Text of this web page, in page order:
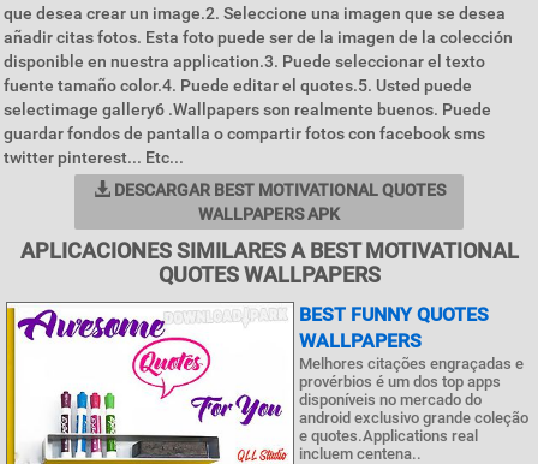
que desea crear un image.2. Seleccione una imagen que se desea
añadir citas fotos. Esta foto puede ser de la imagen de la colección
disponible en nuestra application.3. Puede seleccionar el texto
fuente tamaño color.4. Puede editar el quotes.5. Usted puede
selectimage gallery6 .Wallpapers son realmente buenos. Puede
guardar fondos de pantalla o compartir fotos con facebook sms
twitter pinterest... Etc...
DESCARGAR BEST MOTIVATIONAL QUOTES
WALLPAPERS APK
APLICACIONES SIMILARES A BEST MOTIVATIONAL
QUOTES WALLPAPERS
BEST FUNNY QUOTES
WALLPAPERS
Melhores citações engraçadas e
provérbios é um dos top apps
disponíveis no mercado do
android exclusivo grande coleção
e quotes.Applications real
incluem centena..